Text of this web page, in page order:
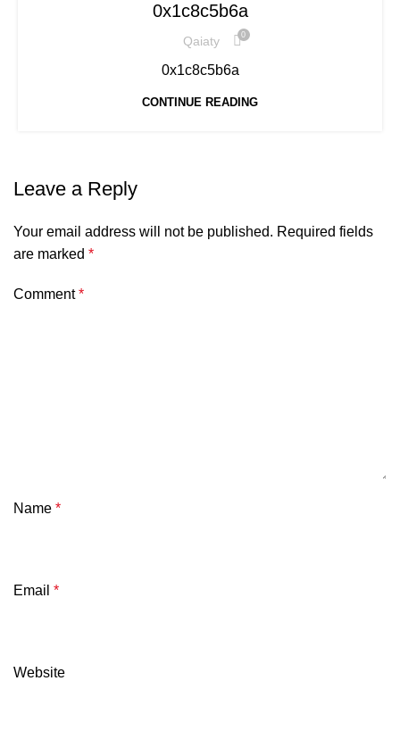
0x1c8c5b6a
Qaiaty 0
0x1c8c5b6a
CONTINUE READING
Leave a Reply
Your email address will not be published. Required fields
are marked *
Comment*
Name *
Email *
Website